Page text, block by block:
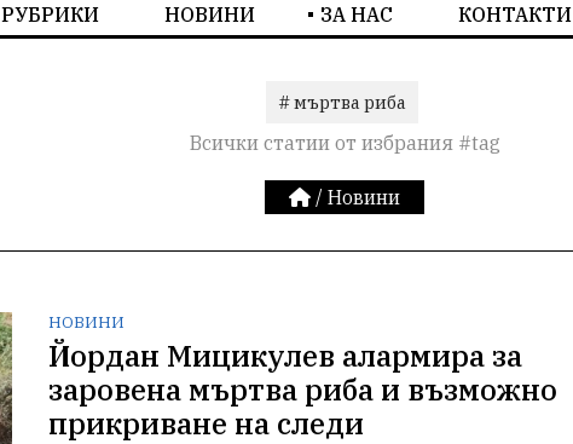
РУБРИКИ НОВИНИ ЗА НАС КОНТАКТИ
# мъртва риба
Всички статии от избрания #tag
/ Новини
НОВИНИ
Йордан Мицикулев алармира за
заровена мъртва риба и възможно
прикриване на следи